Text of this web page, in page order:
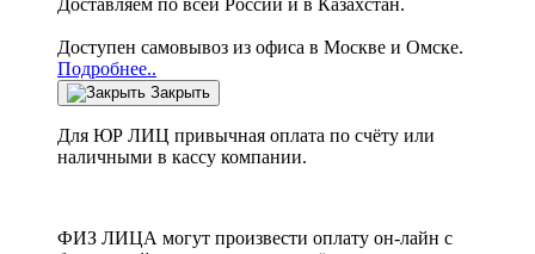
Доступен самовывоз из офиса в Москве и Омске.
Подробнее..
Закрыть
Для ЮР ЛИЦ привычная оплата по счёту или
наличными в кассу компании.
ФИЗ ЛИЦА могут произвести оплату он-лайн с